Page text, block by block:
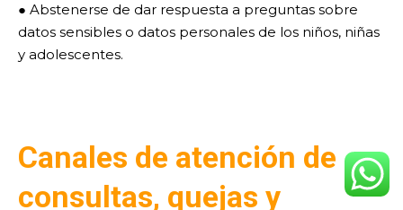
● Abstenerse de dar respuesta a preguntas sobre
datos sensibles o datos personales de los niños, niñas
y adolescentes.
Canales de atención de
consultas, quejas y